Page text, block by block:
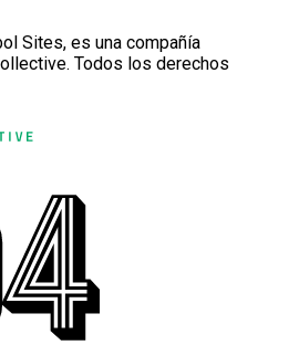
Sites, es una compañía
Todos los derechos